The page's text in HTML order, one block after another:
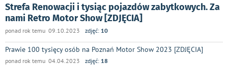
Strefa Renowacji i tysiąc pojazdów zabytkowych. Za
nami Retro Motor Show [ZDJĘCIA]
ponad rok temu 09.10.2023 zdjęć: 10
Prawie 100 tysięcy osób na Poznań Motor Show 2023 [ZDJĘCIA]
ponad rok temu 04.04.2023 zdjęć: 18